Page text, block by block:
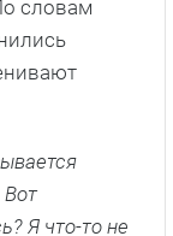
словам
Вот
Я что-то не